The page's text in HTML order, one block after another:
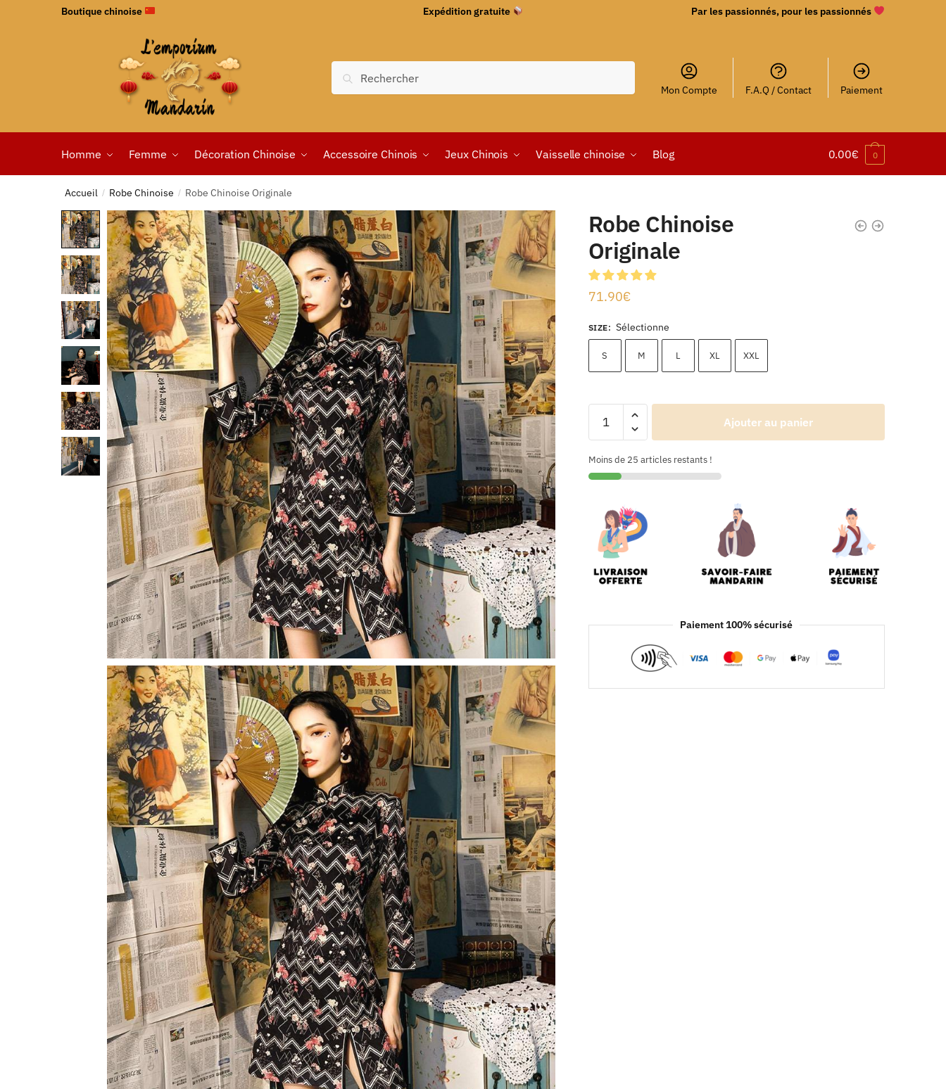
Boutique chinoise Expédition gratuite Par les passionnés, pour les passionnés
Recherche
Mon Compte F.A.Q / Contact Paiement
Homme Femme Décoration Chinoise Accessoire Chinois Jeux Chinois Vaisselle chinoise Blog 0.00€ 0
Accueil / Robe Chinoise / Robe Chinoise Originale
Robe Chinoise
Originale
71.90€
SIZE: Sélectionne
S M L XL XXL
Ajouter au panier
Moins de 25 articles restants !
Paiement 100% sécurisé